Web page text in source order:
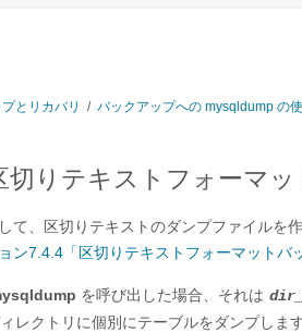
とリカバリ / バックアップへの mysqldump の
切りテキストフォーマ
て、区切りテキストのダンプファイルを
ン7.4.4「区切りテキストフォーマットバ
を呼び出した場合、それは
レクトリに個別にテーブルをダンプしま